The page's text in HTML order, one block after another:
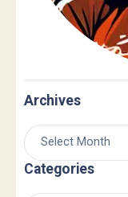
Archives
Categories